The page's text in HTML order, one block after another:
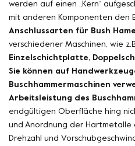
werden auf einen „Kern“
mit anderen Komponenten den
Anschlussarten für Bush
verschiedener Maschinen, wie
Einzelschichtplatte,
Sie können auf
Buschhammermaschinen
Arbeitsleistung des
endgültigen Oberfläche hing
und Anordnung der Hartmetalle
Drehzahl und